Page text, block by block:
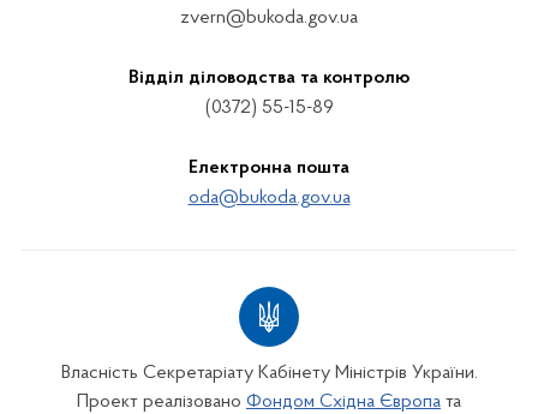
zvern@bukoda.gov.ua
Відділ діловодства та контролю
(0372) 55-15-89
Електронна пошта
oda@bukoda.gov.ua
Власність Секретаріату Кабінету Міністрів України.
Проект реалізовано Фондом Східна Європа та